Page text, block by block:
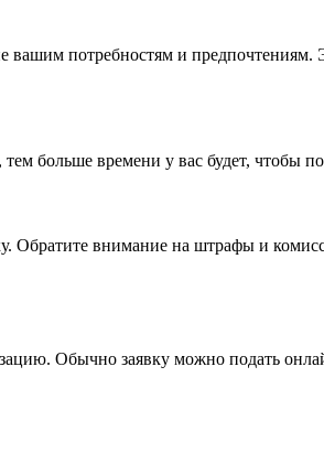
вашим потребностям и
больше времени у вас будет, чтобы
Обратите внимание на штрафы и
Обычно заявку можно подать